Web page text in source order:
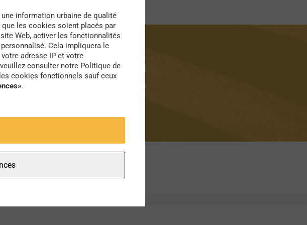
information urbaine de qualité
les cookies soient placés par
Web, activer les fonctionnalités
Cela impliquera le
adresse IP et votre
consulter notre Politique de
cookies fonctionnels sauf ceux
.